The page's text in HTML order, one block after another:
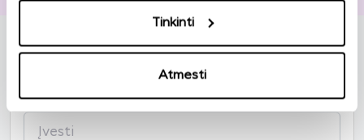
Tinkinti
Atmesti
Miestas*